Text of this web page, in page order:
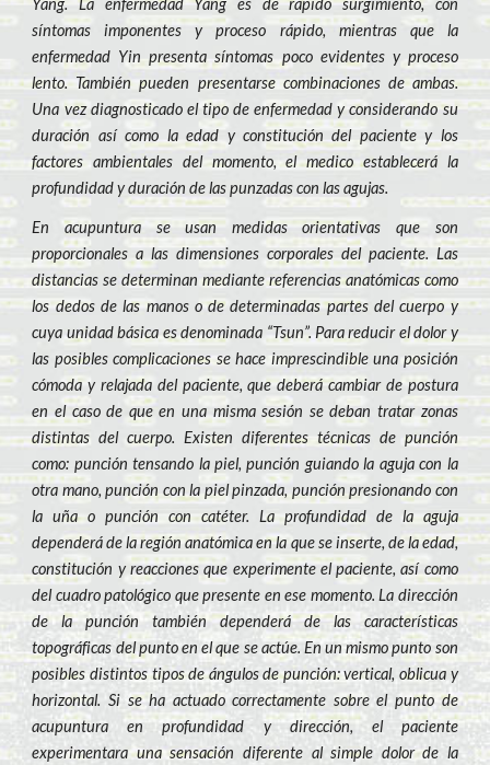
Yang. La enfermedad Yang es de rápido surgimiento, con
síntomas imponentes y proceso rápido, mientras que la
enfermedad Yin presenta síntomas poco evidentes y proceso
lento. También pueden presentarse combinaciones de ambas.
Una vez diagnosticado el tipo de enfermedad y considerando su
duración así como la edad y constitución del paciente y los
factores ambientales del momento, el medico establecerá la
profundidad y duración de las punzadas con las agujas.
En acupuntura se usan medidas orientativas que son
proporcionales a las dimensiones corporales del paciente. Las
distancias se determinan mediante referencias anatómicas como
los dedos de las manos o de determinadas partes del cuerpo y
cuya unidad básica es denominada “Tsun”. Para reducir el dolor y
las posibles complicaciones se hace imprescindible una posición
cómoda y relajada del paciente, que deberá cambiar de postura
en el caso de que en una misma sesión se deban tratar zonas
distintas del cuerpo. Existen diferentes técnicas de punción
como: punción tensando la piel, punción guiando la aguja con la
otra mano, punción con la piel pinzada, punción presionando con
la uña o punción con catéter. La profundidad de la aguja
dependerá de la región anatómica en la que se inserte, de la edad,
constitución y reacciones que experimente el paciente, así como
del cuadro patológico que presente en ese momento. La dirección
de la punción también dependerá de las características
topográficas del punto en el que se actúe. En un mismo punto son
posibles distintos tipos de ángulos de punción: vertical, oblicua y
horizontal. Si se ha actuado correctamente sobre el punto de
acupuntura en profundidad y dirección, el paciente
experimentara una sensación diferente al simple dolor de la